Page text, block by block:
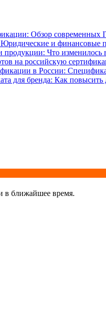
Обзор современных
и финансовые
продукции: Что изменилось
на российскую
в России:
для бренда: Как повысить
в ближайшее время.